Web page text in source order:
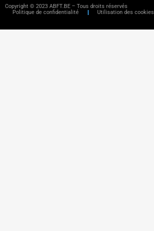
Copyright © 2023 ABFT.BE – Tous droits réservés
Politique de confidentialité
Utilisation des cookies